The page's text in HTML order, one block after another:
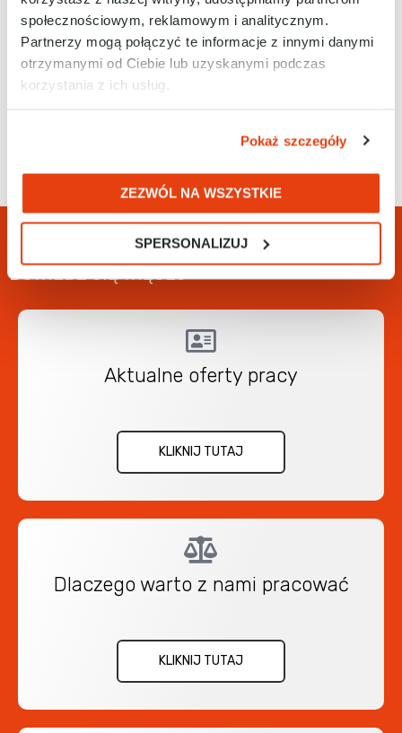
społecznościowym, reklamowym i analitycznym.
Partnerzy mogą połączyć te informacje z innymi danymi
otrzymanymi od Ciebie lub uzyskanymi podczas
korzystania z ich usług.
Pokaż szczegóły
ZEZWÓL NA WSZYSTKIE
SPERSONALIZUJ
zdalnie.
Magazyn RAControls zlokalizowany jest w dużym
centrum logistycznym w Chorzowie.
DOWIEDZ SIĘ WIĘCEJ
Aktualne oferty pracy
KLIKNIJ TUTAJ
Dlaczego warto z nami pracować
KLIKNIJ TUTAJ